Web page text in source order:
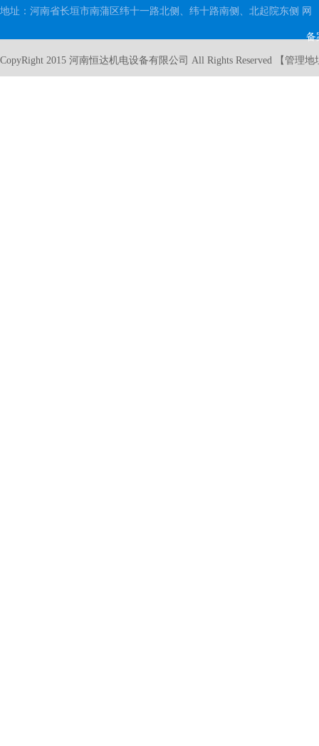
地址：河南省长垣市南蒲区纬十一路北侧、纬十路南侧、北起院东侧 网
备
CopyRight 2015 河南恒达机电设备有限公司 All Rights Reserved 【 管理地